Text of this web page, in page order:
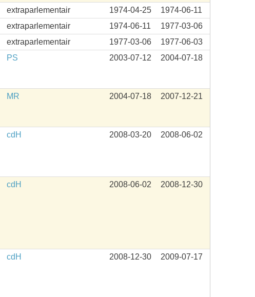
extraparlementair 1974-04-25
1974-06-11
extraparlementair 1974-06-11
1977-03-06
extraparlementair 1977-03-06
1977-06-03
PS 2003-07-12 2004-07-18
MR 2004-07-18 2007-12-21
cdH 2008-03-20 2008-06-02
cdH 2008-06-02 2008-12-30
cdH 2008-12-30 2009-07-17